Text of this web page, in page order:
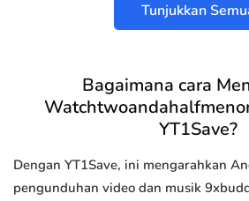
Tunjukkan
Bagaimana cara
YT1Save?
Dengan YT1Save, ini mengarahkan
pengunduhan video dan musik